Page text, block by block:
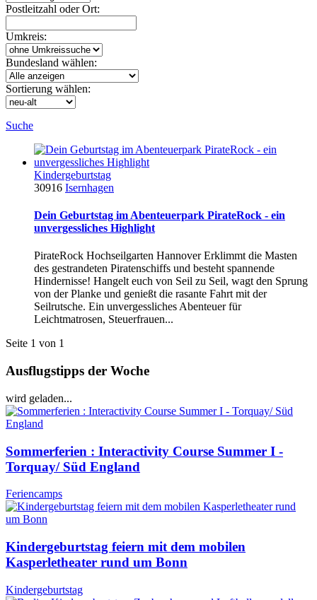
Postleitzahl oder Ort:
Umkreis:
Bundesland wählen:
Sortierung wählen:
Suche
Kindergeburtstag
30916 Isernhagen
Dein Geburtstag im Abenteuerpark PirateRock - ein
unvergessliches Highlight
PirateRock Hochseilgarten Hannover Erklimmt die Masten
des gestrandeten Piratenschiffs und besteht spannende
Hindernisse! Hangelt euch von Seil zu Seil, wagt den Sprung
von der Planke und genießt die rasante Fahrt mit der
Seilrutsche. Ein unvergessliches Abenteuer für
Leichtmatrosen, Steuerfrauen...
Seite 1 von 1
Ausflugstipps der Woche
wird geladen...
Sommerferien : Interactivity Course Summer I -
Torquay/ Süd England
Feriencamps
Kindergeburtstag feiern mit dem mobilen
Kasperletheater rund um Bonn
Kindergeburtstag